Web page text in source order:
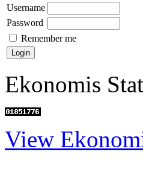
Username
Password
Remember me
Ekonomis
View